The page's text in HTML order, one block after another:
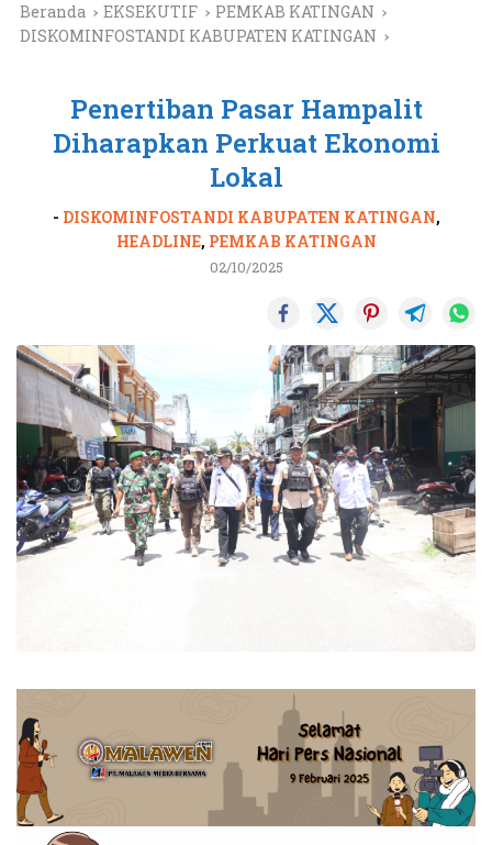
Beranda EKSEKUTIF
PEMKAB KATINGAN
DISKOMINFOSTANDI KABUPATEN KATINGAN
Penertiban Pasar Hampalit
Diharapkan Perkuat Ekonomi
Lokal
- DISKOMINFOSTANDI KABUPATEN KATINGAN,
HEADLINE, PEMKAB KATINGAN
02/10/2025